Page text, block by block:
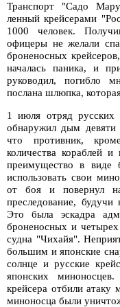
Транспорт "Садо
ленный крейсерами
1000 человек.
офицеры не желали
броненосных
началась паника, и
руководил, погибло
послана шлюпка,
1 июля отряд русских
обнаружил дым девяти
что противник,
количества кораблей
преимущество в виде
использовать свои
от боя и повернул
преследование, будучи
Это была эскадра
броненосных и четырех
судна "Чихайя".
большим и японские
солнце и русские
японских
крейсера отбили атаку
миноносца были